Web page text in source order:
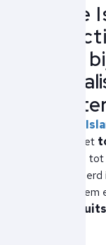
Stone
2025
De Stone
zich door het
van knopen
zijn
geeft elk item
moderne